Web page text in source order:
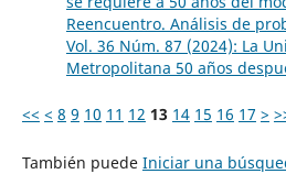
Reencuentro. Análisis de
Vol. 36 Núm. 87 (2024): La
Metropolitana 50 años
<< < 8 9 10 11 12 13 14 15 16 17 >
También puede Iniciar una